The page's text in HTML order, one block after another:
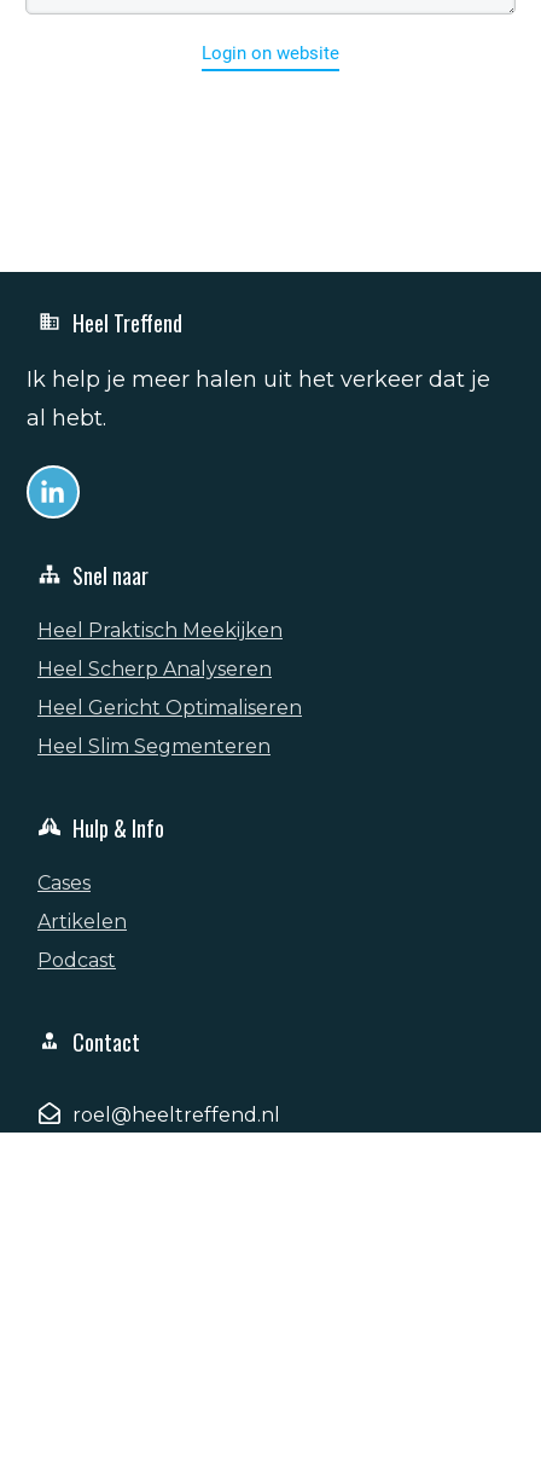
Login on website
Heel Treffend
Ik help je meer halen uit het verkeer dat je
al hebt.
Snel naar
Heel Praktisch Meekijken
Heel Scherp Analyseren
Heel Gericht Optimaliseren
Heel Slim Segmenteren
Hulp & Info
Cases
Artikelen
Podcast
Contact
roel@heeltreffend.nl